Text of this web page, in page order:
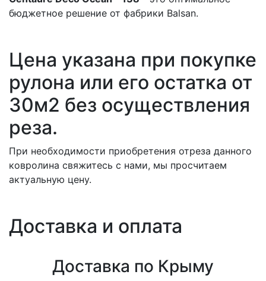
бюджетное решение от фабрики Balsan.
Цена указана при покупке
рулона или его остатка от
30м2 без осуществления
реза.
При необходимости приобретения отреза данного
ковролина свяжитесь с нами, мы просчитаем
актуальную цену.
Доставка и оплата
Доставка по Крыму